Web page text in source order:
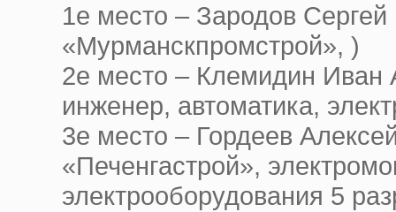
1е место – Зародов
«Мурманскпромстрой», )
2е место – Клемидин
инженер, автоматика,
3е место – Гордеев
«Печенгастрой»,
электрооборудования 5